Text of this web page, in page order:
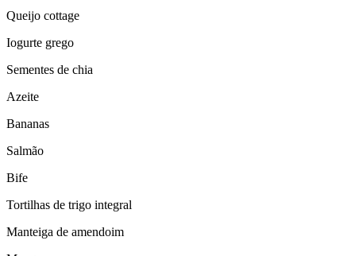
Queijo cottage
Iogurte grego
Sementes de chia
Azeite
Bananas
Salmão
Bife
Tortilhas de trigo integral
Manteiga de amendoim